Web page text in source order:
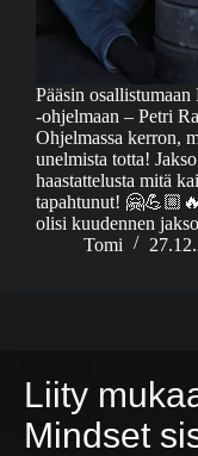
Pääsin
-ohjelmaan – Petri
Ohjelmassa kerron,
unelmista totta!
haastattelusta mitä
tapahtunut!
olisi kuudennen
Tomi
Liity
Mindset